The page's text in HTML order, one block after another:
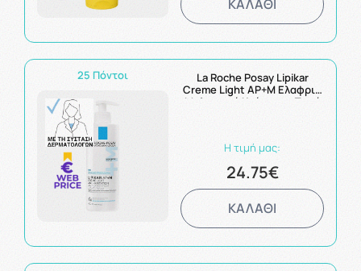
ΚΑΛΑΘΙ
25 Πόντοι
La Roche Posay Lipikar
Creme Light AP+M Ελαφριά
Μαλακτική Κρέμα για Ξηρό
Η τιμή μας:
24.75€
ΚΑΛΑΘΙ